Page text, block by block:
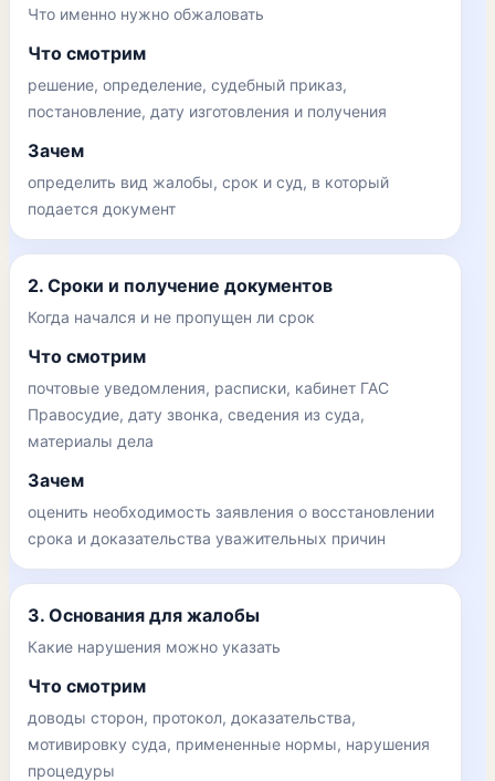
Что именно нужно обжаловать
Что смотрим
решение, определение, судебный приказ,
постановление, дату изготовления и получения
Зачем
определить вид жалобы, срок и суд, в который
подается документ
2. Сроки и получение документов
Когда начался и не пропущен ли срок
Что смотрим
почтовые уведомления, расписки, кабинет ГАС
Правосудие, дату звонка, сведения из суда,
материалы дела
Зачем
оценить необходимость заявления о восстановлении
срока и доказательства уважительных причин
3. Основания для жалобы
Какие нарушения можно указать
Что смотрим
доводы сторон, протокол, доказательства,
мотивировку суда, примененные нормы, нарушения
процедуры